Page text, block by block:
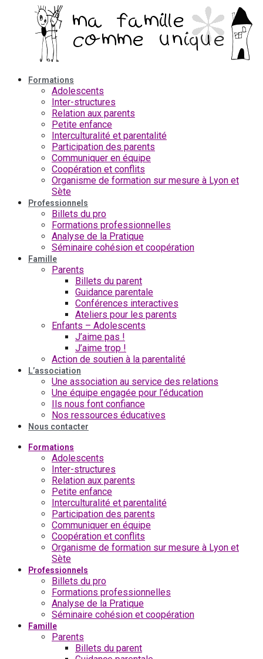
contenu
Formations
Adolescents
Inter-structures
Relation aux parents
Petite enfance
Interculturalité et parentalité
Participation des parents
Communiquer en équipe
Coopération et conflits
Organisme de formation sur mesure à Lyon et
Sète
Professionnels
Billets du pro
Formations professionnelles
Analyse de la Pratique
Séminaire cohésion et coopération
Famille
Parents
Billets du parent
Guidance parentale
Conférences interactives
Ateliers pour les parents
Enfants – Adolescents
J’aime pas !
J’aime trop !
Action de soutien à la parentalité
L’association
Une association au service des relations
Une équipe engagée pour l’éducation
Ils nous font confiance
Nos ressources éducatives
Nous contacter
Formations
Adolescents
Inter-structures
Relation aux parents
Petite enfance
Interculturalité et parentalité
Participation des parents
Communiquer en équipe
Coopération et conflits
Organisme de formation sur mesure à Lyon et
Sète
Professionnels
Billets du pro
Formations professionnelles
Analyse de la Pratique
Séminaire cohésion et coopération
Famille
Parents
Billets du parent